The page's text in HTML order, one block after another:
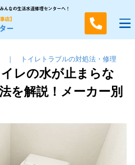
んなの生活水道修理センターへ！
｜ トイレトラブルの対処法・修理
レの水が止まらな
を解説！メーカー別